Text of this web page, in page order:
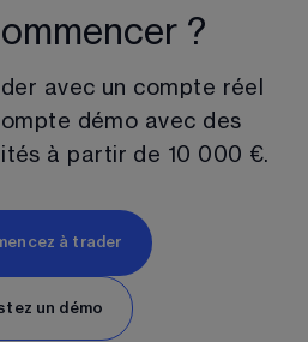
?
avec un compte réel
démo avec des
à partir de 10 000 €.
à trader
un démo